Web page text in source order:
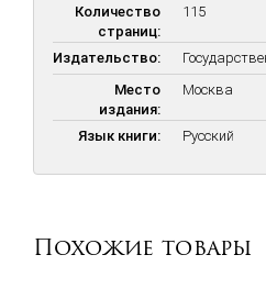
Количество
страниц:
115
Издательство:
Место
издания:
Москва
Язык книги: Русский
Похожие товары